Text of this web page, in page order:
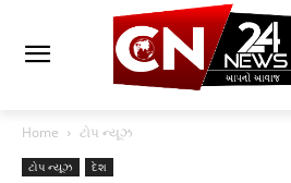
Home ટોપ ન્યૂઝ
ટોપ ન્યૂઝ દેશ